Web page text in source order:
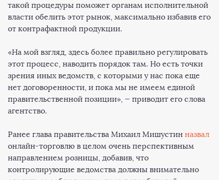
такой процедуры поможет органам исполнительной
власти обелить этот рынок, максимально избавив его
от контрафактной продукции.
«На мой взгляд, здесь более правильно регулировать
этот процесс, наводить порядок там. Но есть точки
зрения иных ведомств, с которыми у нас пока еще
нет договоренности, и пока мы не имеем единой
правительственной позиции», — приводит его слова
агентство.
Ранее глава правительства Михаил Мишустин назвал
онлайн-торговлю в целом очень перспективным
направлением розницы, добавив, что
контролирующие ведомства должны внимательно